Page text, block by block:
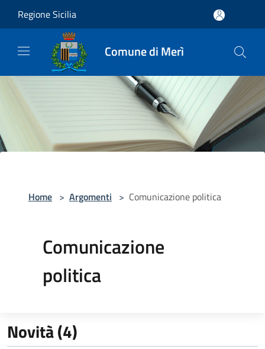
Regione Sicilia
Comune di Merì
Home > Argomenti > Comunicazione politica
Comunicazione
politica
Novità (4)